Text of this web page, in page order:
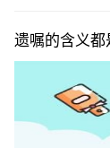
遗嘱的含义都